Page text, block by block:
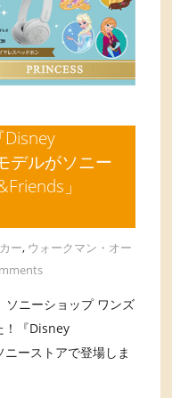
デルがソニー
」
ー, ウォークマン・オー
ニーショップ ワンズ
！『Disney
ーストアで登場しま